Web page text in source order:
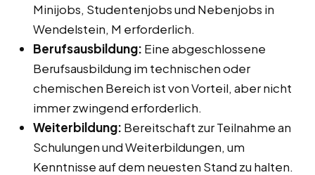
Minijobs, Studentenjobs und Nebenjobs in
Wendelstein, M erforderlich.
Berufsausbildung: Eine abgeschlossene
Berufsausbildung im technischen oder
chemischen Bereich ist von Vorteil, aber nicht
immer zwingend erforderlich.
Weiterbildung: Bereitschaft zur Teilnahme an
Schulungen und Weiterbildungen, um
Kenntnisse auf dem neuesten Stand zu halten.